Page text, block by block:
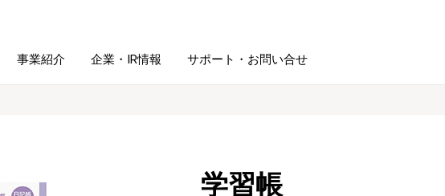
事業紹介 企業・IR情報 サポート・お問い合せ
学習帳